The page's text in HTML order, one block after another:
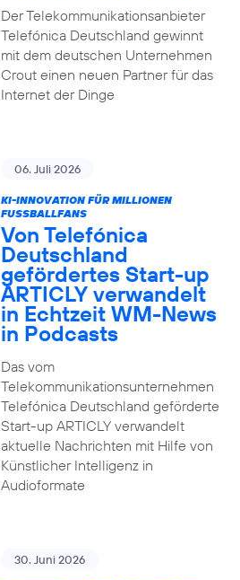
Der Telekommunikationsanbieter
Telefónica Deutschland gewinnt
mit dem deutschen Unternehmen
Crout einen neuen Partner für das
Internet der Dinge
06. Juli 2026
KI-INNOVATION FÜR MILLIONEN
FUSSBALLFANS
Von Telefónica
Deutschland
gefördertes Start-up
ARTICLY verwandelt
in Echtzeit WM-News
in Podcasts
Das vom
Telekommunikationsunternehmen
Telefónica Deutschland geförderte
Start-up ARTICLY verwandelt
aktuelle Nachrichten mit Hilfe von
Künstlicher Intelligenz in
Audioformate
30. Juni 2026